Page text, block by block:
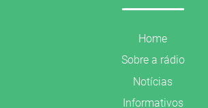
Home
Sobre a rádio
Notícias
Informativos